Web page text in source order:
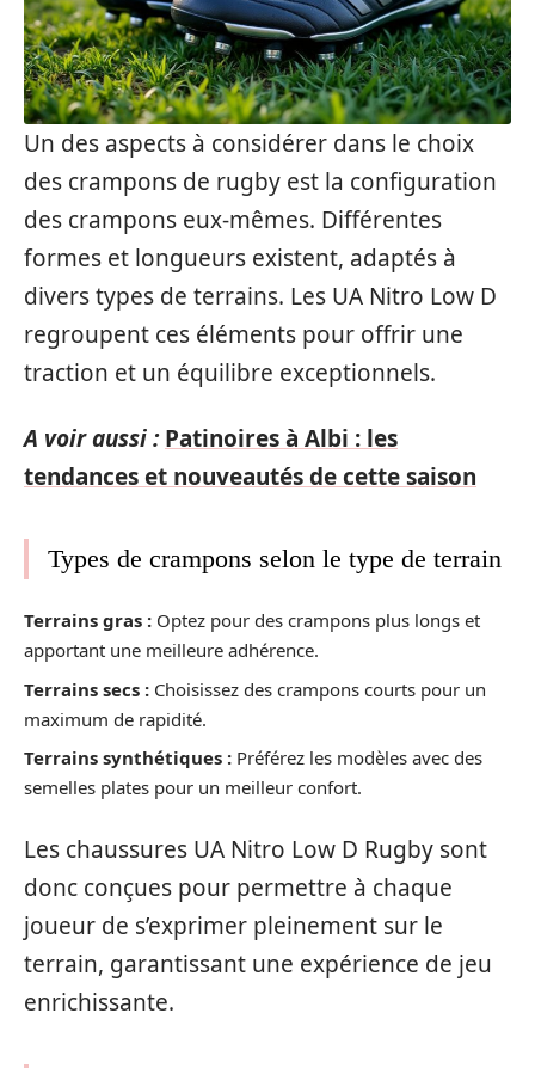
Un des aspects à considérer dans le choix
des crampons de rugby est la configuration
des crampons eux-mêmes. Différentes
formes et longueurs existent, adaptés à
divers types de terrains. Les UA Nitro Low D
regroupent ces éléments pour offrir une
traction et un équilibre exceptionnels.
A voir aussi : Patinoires à Albi : les
tendances et nouveautés de cette saison
Types de crampons selon le type de terrain
Terrains gras : Optez pour des crampons plus longs et
apportant une meilleure adhérence.
Terrains secs : Choisissez des crampons courts pour un
maximum de rapidité.
Terrains synthétiques : Préférez les modèles avec des
semelles plates pour un meilleur confort.
Les chaussures UA Nitro Low D Rugby sont
donc conçues pour permettre à chaque
joueur de s’exprimer pleinement sur le
terrain, garantissant une expérience de jeu
enrichissante.